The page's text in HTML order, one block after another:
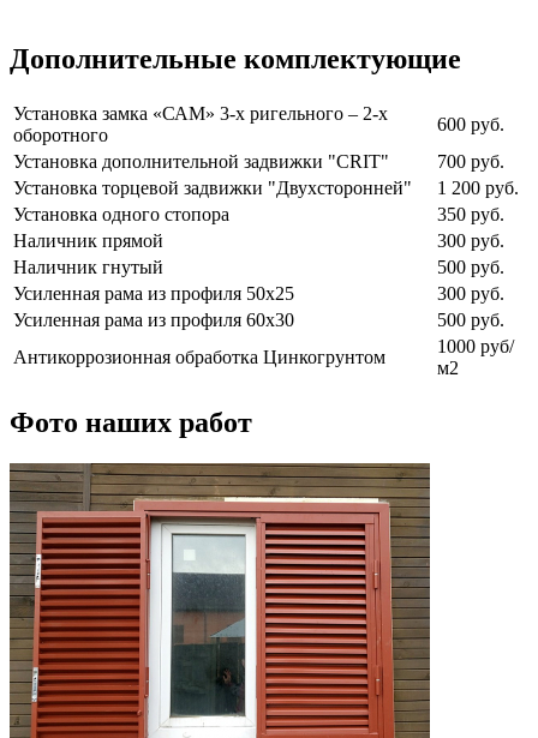
Дополнительные комплектующие
Установка замка «САМ» 3-х ригельного – 2-х
оборотного
600 руб.
Установка дополнительной задвижки "CRIT"
700 руб.
Установка торцевой задвижки "Двухсторонней"
1 200 руб.
Установка одного стопора
350 руб.
Наличник прямой
300 руб.
Наличник гнутый
500 руб.
Усиленная рама из профиля 50х25
300 руб.
Усиленная рама из профиля 60х30
500 руб.
Антикоррозионная обработка Цинкогрунтом
1000 руб/
м2
Фото наших работ